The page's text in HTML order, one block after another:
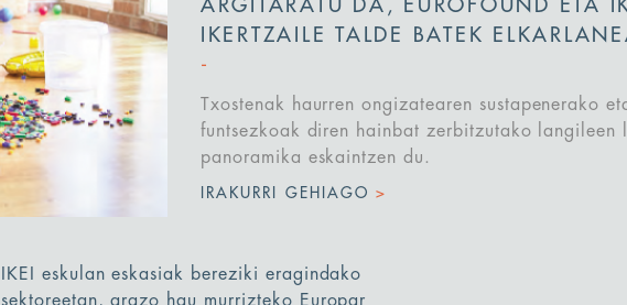
ARGITARATU DA, EUROFOUND ETA
IKERTZAILE TALDE BATEK
Txostenak haurren ongizatearen sustapenerako
funtsezkoak diren hainbat zerbitzutako langileen
panoramika eskaintzen du.
IRAKURRI GEHIAGO >
IKEI eskulan eskasiak bereziki eragindako
sektoreetan, arazo hau murrizteko Europar